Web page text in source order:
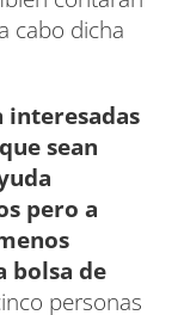
cabo dicha
interesadas
sean
pero a
bolsa de
personas